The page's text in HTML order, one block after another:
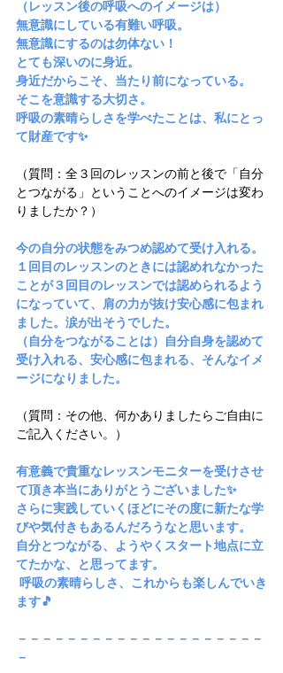
（レッスン後の呼吸へのイメージは）
無意識にしている有難い呼吸。
無意識にするのは勿体ない！
とても深いのに身近。
身近だからこそ、当たり前になっている。
そこを意識する大切さ。
呼吸の素晴らしさを学べたことは、私にとっ
て財産です✨
（質問：全３回のレッスンの前と後で「自分
とつながる」ということへのイメージは変わ
りましたか？）
今の自分の状態をみつめ認めて受け入れる。
１回目のレッスンのときには認めれなかった
ことが３回目のレッスンでは認められるよう
になっていて、肩の力が抜け安心感に包まれ
ました。涙が出そうでした。
（自分をつながることは）自分自身を認めて
受け入れる、安心感に包まれる、そんなイメ
ージになりました。
（質問：その他、何かありましたらご自由に
ご記入ください。）
有意義で貴重なレッスンモニターを受けさせ
て頂き本当にありがとうございました✨
さらに実践していくほどにその度に新たな学
びや気付きもあるんだろうなと思います。
自分とつながる、ようやくスタート地点に立
てたかな、と思ってます。
ます🎵
－－－－－－－－－－－－－－－－－－－－
－